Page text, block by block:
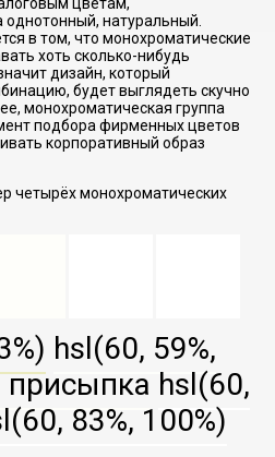
цветам,
натуральный.
в том, что монохроматические
хоть сколько-нибудь
дизайн, который
будет выглядеть скучно
монохроматическая группа
подбора фирменных цветов
корпоративный образ
четырёх монохроматических
hsl(60, 59%,
присыпка hsl(60,
83%, 100%)